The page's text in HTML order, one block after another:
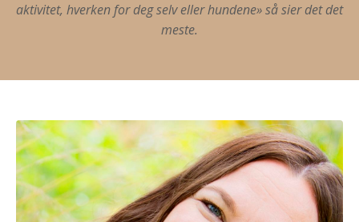
aktivitet, hverken for deg selv eller hundene» så sier det det
meste.